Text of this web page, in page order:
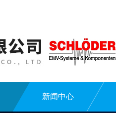
新闻中心